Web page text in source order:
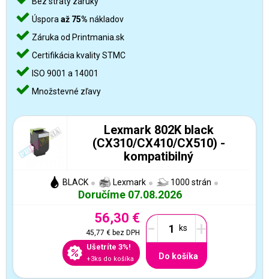
Úspora až 75% nákladov
Záruka od Printmania.sk
Certifikácia kvality STMC
ISO 9001 a 14001
Množstevné zľavy
Lexmark 802K black
(CX310/CX410/CX510) -
kompatibilný
BLACK Lexmark 1000 strán
Doručíme 07.08.2026
56,30 €
45,77 €bez DPH
Ušetríte 3%!
+3ks do košíka
- +
Do košíka